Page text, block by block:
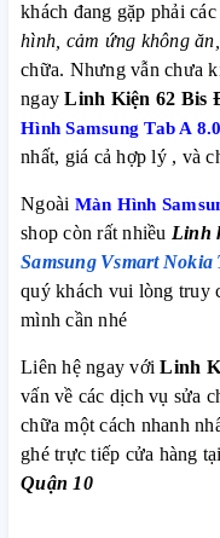
khách đang gặp phải
hình, cảm ứng không
chữa. Nhưng vẫn chưa
ngayLinh Kiện 62 Bis
Hình Samsung Tab A
nhất, giá cả hợp lý , và
Ngoài Màn Hình
shop còn rất nhiều Linh
Samsung Vsmart Nokia
quý khách vui lòng truy
mình cần nhé
Liên hệ ngay vớiLinh
vấn về các dịch vụ sửa
chữa một cách nhanh
ghé trực tiếp cửa hàng tại
Quận 10